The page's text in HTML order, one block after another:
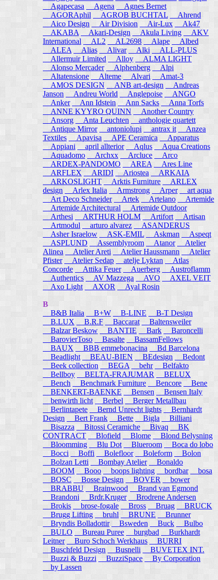
Agapecasa
Agena
Agnes Bernet
AGORAphil
AGROB BUCHTAL
Ahrend
Aico Design
Air Division Air-Lux
Ak47
AKABA
Akari-Design Akula Living
AKV
International
AL2 AL2698 Alape
Albed
ALEA
Alias Alivar Alki
ALL-PLUS
Allermuir Limited
Alloy
ALMA LIGHT
Alonso Mercader
Alphenberg
Alpi
Altatensione
Alteme Alvari
Amat-3
AMOS DESIGN
ANB art-design
Andreas
Janson
Andreu World Anglepoise
ANGO
Anker
Ann Idstein Ann Sacks
Anna Torfs
ANNE KYYRO QUINN
Another Country
Ansorg
Anta Leuchten
anthologie quartett
Antique Mirror
antoniolupi antrax it
Anzea
Textiles
Apavisa APE Ceramica
Apparatus
Appiani
april allterior Aqlus Aqua Creations
Aquadomo
Archxx Arcluce
Arco
ARDEX-PANDOMO
AREA
Ares Line
ARFLEX
ARIDI Ariostea
ARKAIA
ARKOSLIGHT
Arktis Furniture
ARLEX
design
Arlex Italia Armstrong Arper
art aqua
Art Deco Schneider
Artek Artelano
Artemide
Artemide Architectural
Artemide Outdoor
Arthesi
ARTHUR HOLM Artifort
Artisan
Artmodul
arturo alvarez
ASANDERUS
Asher Israelow
ASK-EMIL Askman
Aspeqt
ASPLUND
Assemblyroom Atanor
Atelier
Alinea
Atelier Areti Atelier Haussmann
Atelier
Pfister
Atelier Sedap atelje Lyktan
Atlas
Concorde
Attika Feuer Auerberg
Austroflamm
Authentics
AV Mazzega AVO
AXEL VEIT
Axo Light
AXOR Ayal Rosin
B
B&B Italia
B+W B-LINE
B-T Design
B.LUX
B.R.F Baccarat
Baltensweiler
Balzar Beskow
BANTIE Bark
Baroncelli
BarovierToso
Basalte
BassamFellows
BAUX
BBB emmebonacina
Bd Barcelona
Beadlight
BEAU-BIEN BEdesign
Bedont
Beek collection
BEGA behr
Belfakto
Bellboy
BELTA-FRAJUMAR
BELUX
Bench
Benchmark Furniture Bencore
Bene
BENKERT-BAENKE
Bensen
Bensen Italy
benwirth licht
Berbel
Berger Metallbau
Berlintapete
Bernd Unrecht lights
Bernhardt
Design
Bert Frank Bette Bigla
Billiani
Bisazza
Bitossi Ceramiche Bivaq
BK
CONTRACT
Blofield Blome Blond Belysning
Bloomming
Blu Dot Blueroom
Boca do lobo
Bocci
Boffi Bolefloor Boleform
Bolon
Bolzan Letti
Bombay Atelier
Bonaldo
BOOM
Booo boops lighting bordbar
bosa
BOSC
Bosse Design BOVER
bower
BRABBU
Brainwood
Brand van Egmond
Brandoni
Brdr.Kruger
Brodrene Andersen
Brokis
brose-fogale Bross Bruag
BRUCK
Brugg Lifting
bruhl BRUNE
Brunner
Bryndis Bolladottir
Bsweden Buck
Bulbo
BULO
Bureau Puree burgbad
Burkhardt
Leitner
Buro Schoch Werkhaus
BURRI
Buschfeld Design
Busnelli
BUVETEX INT.
Buzzi & Buzzi
BuzziSpace By Corporation
by Lassen